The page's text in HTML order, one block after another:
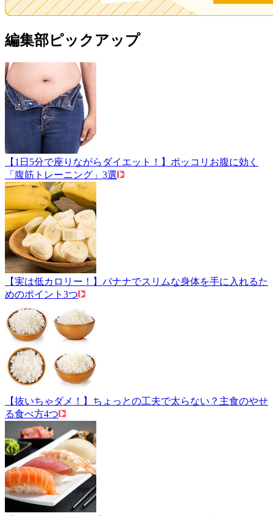
編集部ピックアップ
【1日5分で座りながらダイエット！】ポッコリお腹に効く
「腹筋トレーニング」3選
【実は低カロリー！】バナナでスリムな身体を手に入れるた
めのポイント3つ
【抜いちゃダメ！】ちょっとの工夫で太らない？主食のやせ
る食べ方4つ